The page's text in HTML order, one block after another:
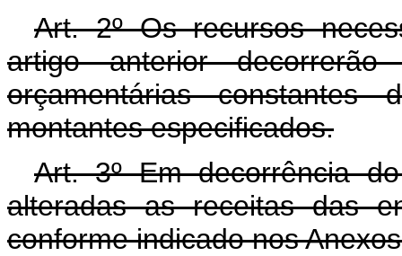
Art. 2º Os recursos
artigo anterior
orçamentárias
montantes especificados.
Art. 3º Em decorrência
alteradas as receitas das
conforme indicado nos